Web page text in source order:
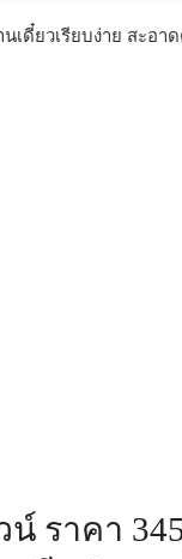
นไม้น็อคดาวน์สไตล์มิ
ราคา